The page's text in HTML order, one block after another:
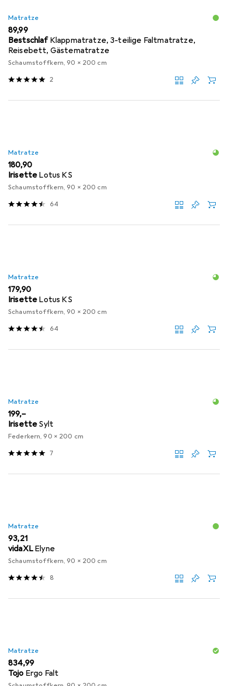
Matratze
EUR
89,99
Bestschlaf Klappmatratze, 3-teilige Faltmatratze,
Reisebett, Gästematratze
Schaumstoffkern, 90 x 200 cm
2
Matratze
EUR
180,90
Irisette Lotus KS
Schaumstoffkern, 90 x 200 cm
64
Matratze
EUR
179,90
Irisette Lotus KS
Schaumstoffkern, 90 x 200 cm
64
Matratze
EUR
199,–
Irisette Sylt
Federkern, 90 x 200 cm
7
Matratze
EUR
93,21
vidaXL Elyne
Schaumstoffkern, 90 x 200 cm
8
Matratze
EUR
834,99
Tojo Ergo Falt